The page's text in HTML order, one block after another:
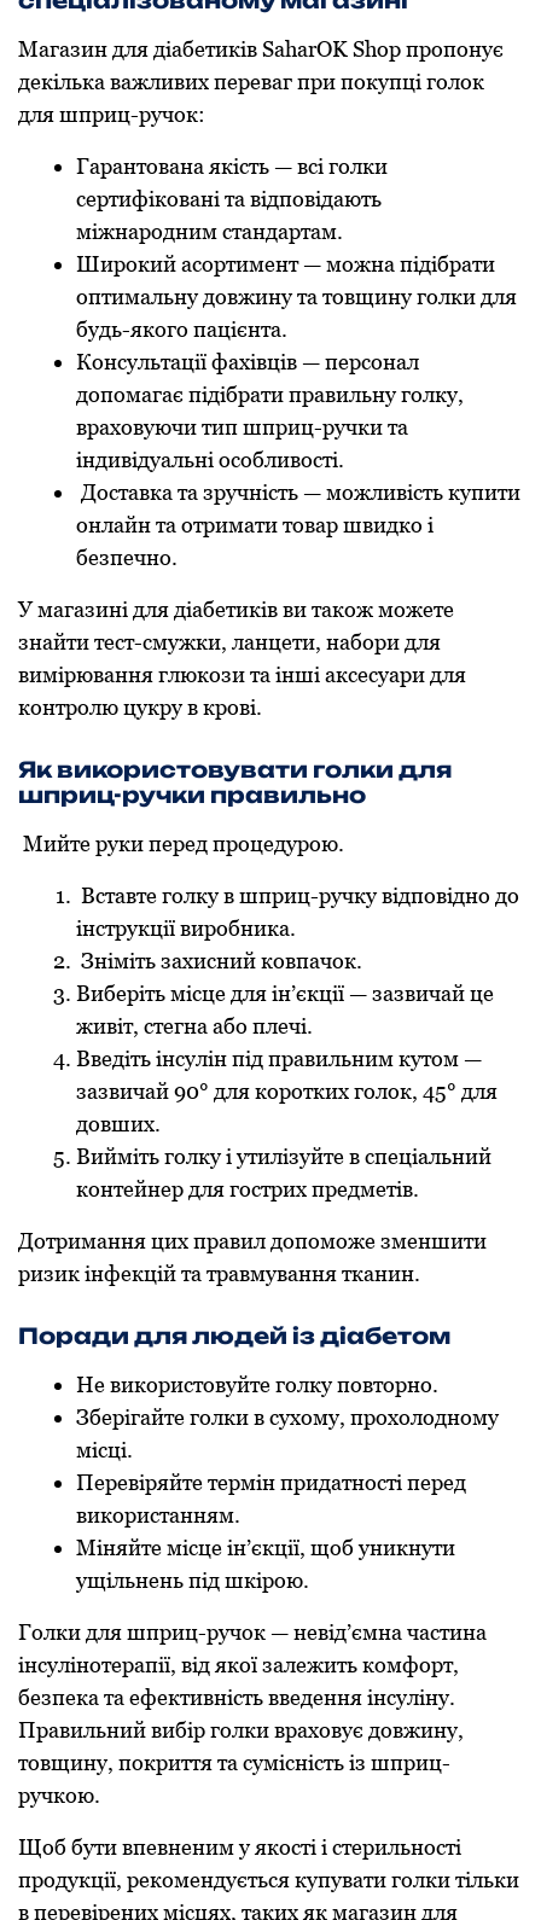
Магазин для діабетиків SaharOK Shop пропонує
декілька важливих переваг при покупці голок
для шприц-ручок:
Гарантована якість — всі голки
сертифіковані та відповідають
міжнародним стандартам.
Широкий асортимент — можна підібрати
оптимальну довжину та товщину голки для
будь-якого пацієнта.
Консультації фахівців — персонал
допомагає підібрати правильну голку,
враховуючи тип шприц-ручки та
індивідуальні особливості.
Доставка та зручність — можливість купити
онлайн та отримати товар швидко і
безпечно.
У магазині для діабетиків ви також можете
знайти тест-смужки, ланцети, набори для
вимірювання глюкози та інші аксесуари для
контролю цукру в крові.
Як використовувати голки для
шприц-ручки правильно
Мийте руки перед процедурою.
Вставте голку в шприц-ручку відповідно до
інструкції виробника.
Зніміть захисний ковпачок.
Виберіть місце для ін’єкції — зазвичай це
живіт, стегна або плечі.
Введіть інсулін під правильним кутом —
зазвичай 90° для коротких голок, 45° для
довших.
Вийміть голку і утилізуйте в спеціальний
контейнер для гострих предметів.
Дотримання цих правил допоможе зменшити
ризик інфекцій та травмування тканин.
Поради для людей із діабетом
Не використовуйте голку повторно.
Зберігайте голки в сухому, прохолодному
місці.
Перевіряйте термін придатності перед
використанням.
Міняйте місце ін’єкції, щоб уникнути
ущільнень під шкірою.
Голки для шприц-ручок — невід’ємна частина
інсулінотерапії, від якої залежить комфорт,
безпека та ефективність введення інсуліну.
Правильний вибір голки враховує довжину,
товщину, покриття та сумісність із шприц-
ручкою.
Щоб бути впевненим у якості і стерильності
продукції, рекомендується купувати голки тільки
в перевірених місцях, таких як магазин для